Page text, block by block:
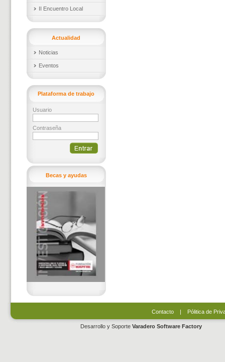
II Encuentro Local
Actualidad
Noticias
Eventos
Plataforma de trabajo
Usuario
Contraseña
Becas y ayudas
Contacto| Pólitica de
Desarrollo y Soporte Varadero Software Factory